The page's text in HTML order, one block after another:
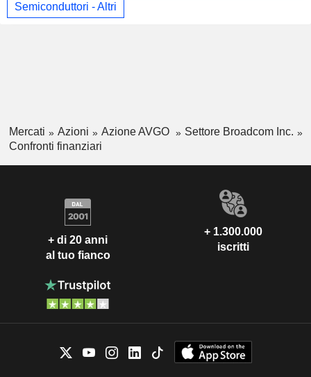
Semiconduttori - Altri
Mercati Azioni Azione AVGO
Settore Broadcom Inc.
Confronti finanziari
+ di 20 anni
al tuo fianco
+ 1.300.000
iscritti